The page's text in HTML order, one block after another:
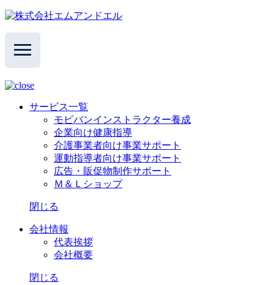
サービス一覧
モビバンインストラクター養成
企業向け健康指導
介護事業者向け事業サポート
運動指導者向け事業サポート
広告・販促物制作サポート
Ｍ＆Ｌショップ
閉じる
会社情報
代表挨拶
会社概要
閉じる